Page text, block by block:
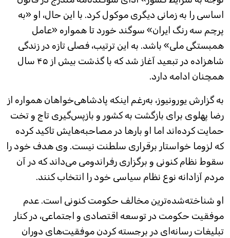
اساسی را به زمانی دیگری موکول کرد. با این حال، او «به
پرچم سه رنگ ایران» سوگند خورد تا همواره «عامل
همبستگی ملی» باشد. به این ترتیب، فصلی تازه در زندگی
شاهزاده در تبعید آغاز شد که با گذشت بیش از ۴۵ سال
همچنان ادامه دارد.
به گزارش یورونیوز، به‌رغم اینکه پادشاهی‌خواهان همواره از
رضا پهلوی برای بازگشت به کشور و بازپس‌گیری تاج و تخت
حمایت کرده‌اند اما او بارها در مصاحبه‌هایش تاکید کرده
که لزوما خواستار برقراری سلطنت نیست. وی هدف خود را
سقوط نظام کنونی و برگزاری رفراندومی می‌داند که در آن
مردم آزادانه نوع نظام سیاسی خود را انتخاب کنند.
او شناخته‌شده‌ترین مخالف حکومت کنونی است. عدم
موفقیت حکومت در توسعه اقتصادی و اجتماعی، در کنار
تبلیغات رسانه‌ای در برجسته کردن موفقیت‌های دوران